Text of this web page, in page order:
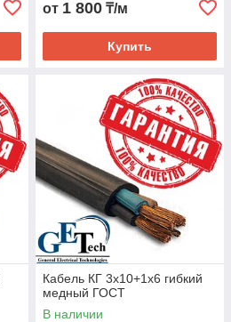
от 1 800 ₸/м
Купить
Кабель КГ 3х10+1х6 гибкий
медный ГОСТ
В наличии